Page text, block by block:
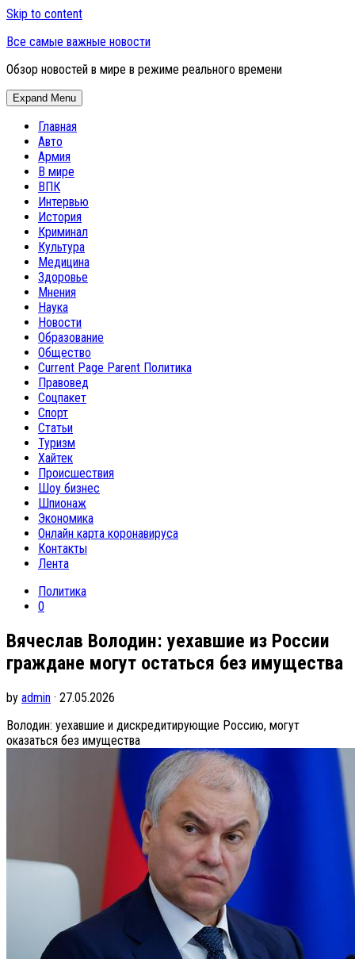
Skip to content
Все самые важные новости
Обзор новостей в мире в режиме реального времени
Expand Menu
Главная
Авто
Армия
В мире
ВПК
Интервью
История
Криминал
Культура
Медицина
Здоровье
Мнения
Наука
Новости
Образование
Общество
Current Page Parent Политика
Правовед
Соцпакет
Спорт
Статьи
Туризм
Хайтек
Происшествия
Шоу бизнес
Шпионаж
Экономика
Онлайн карта коронавируса
Контакты
Лента
Политика
0
Вячеслав Володин: уехавшие из России
граждане могут остаться без имущества
by admin · 27.05.2026
Володин: уехавшие и дискредитирующие Россию, могут
оказаться без имущества